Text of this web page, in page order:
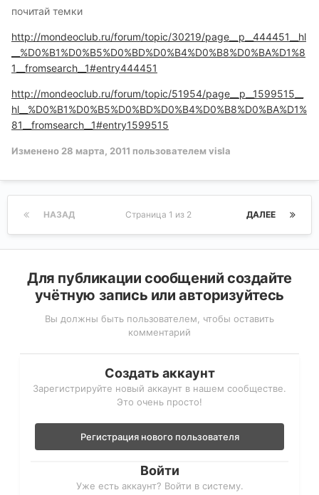
почитай темки
http://mondeoclub.ru/forum/topic/30219/page__p__444451__hl
__%D0%B1%D0%B5%D0%BD%D0%B4%D0%B8%D0%BA%D1%8
1__fromsearch__1#entry444451
http://mondeoclub.ru/forum/topic/51954/page__p__1599515__
hl__%D0%B1%D0%B5%D0%BD%D0%B4%D0%B8%D0%BA%D1%
81__fromsearch__1#entry1599515
Изменено 28 марта, 2011 пользователем visla
НАЗАД ДАЛЕЕ
Страница 1 из 2
Для публикации сообщений создайте
учётную запись или авторизуйтесь
Вы должны быть пользователем, чтобы оставить
комментарий
Создать аккаунт
Зарегистрируйте новый аккаунт в нашем сообществе.
Это очень просто!
Регистрация нового пользователя
Войти
Уже есть аккаунт? Войти в систему.